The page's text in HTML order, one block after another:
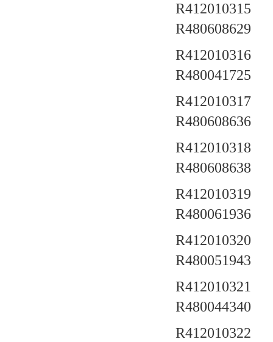
R412010315
R480608629
R412010316
R480041725
R412010317
R480608636
R412010318
R480608638
R412010319
R480061936
R412010320
R480051943
R412010321
R480044340
R412010322